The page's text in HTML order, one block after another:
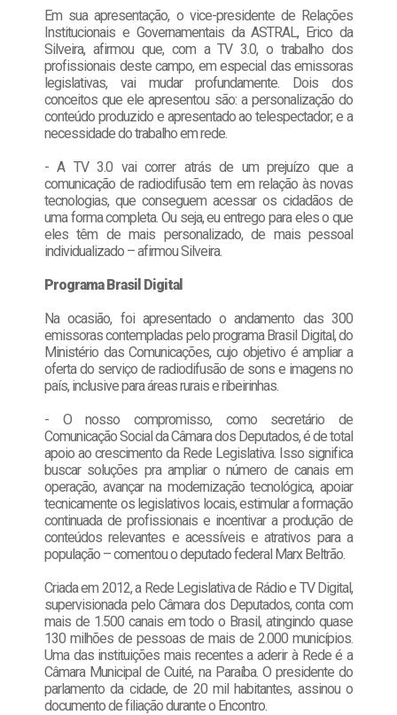
Em sua apresentação, o vice-presidente de Relações
Institucionais e Governamentais da ASTRAL, Erico da
Silveira, afirmou que, com a TV 3.0, o trabalho dos
profissionais deste campo, em especial das emissoras
legislativas, vai mudar profundamente. Dois dos
conceitos que ele apresentou são: a personalização do
conteúdo produzido e apresentado ao telespectador; e a
necessidade do trabalho em rede.
- A TV 3.0 vai correr atrás de um prejuízo que a
comunicação de radiodifusão tem em relação às novas
tecnologias, que conseguem acessar os cidadãos de
uma forma completa. Ou seja, eu entrego para eles o que
eles têm de mais personalizado, de mais pessoal
individualizado – afirmou Silveira.
Programa Brasil Digital
Na ocasião, foi apresentado o andamento das 300
emissoras contempladas pelo programa Brasil Digital, do
Ministério das Comunicações, cujo objetivo é ampliar a
oferta do serviço de radiodifusão de sons e imagens no
país, inclusive para áreas rurais e ribeirinhas.
- O nosso compromisso, como secretário de
Comunicação Social da Câmara dos Deputados, é de total
apoio ao crescimento da Rede Legislativa. Isso significa
buscar soluções pra ampliar o número de canais em
operação, avançar na modernização tecnológica, apoiar
tecnicamente os legislativos locais, estimular a formação
continuada de profissionais e incentivar a produção de
conteúdos relevantes e acessíveis e atrativos para a
população – comentou o deputado federal Marx Beltrão.
Criada em 2012, a Rede Legislativa de Rádio e TV Digital,
supervisionada pelo Câmara dos Deputados, conta com
mais de 1.500 canais em todo o Brasil, atingindo quase
130 milhões de pessoas de mais de 2.000 municípios.
Uma das instituições mais recentes a aderir à Rede é a
Câmara Municipal de Cuité, na Paraíba. O presidente do
parlamento da cidade, de 20 mil habitantes, assinou o
documento de filiação durante o Encontro.